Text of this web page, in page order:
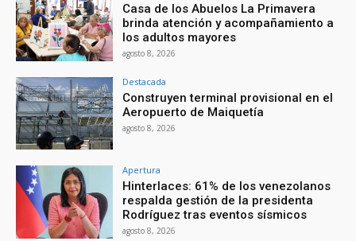
Casa de los Abuelos La Primavera
brinda atención y acompañamiento a
los adultos mayores
agosto 8, 2026
Destacada
Construyen terminal provisional en el
Aeropuerto de Maiquetía
agosto 8, 2026
Apertura
Hinterlaces: 61% de los venezolanos
respalda gestión de la presidenta
Rodríguez tras eventos sísmicos
agosto 8, 2026